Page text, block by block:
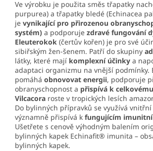
Ve výrobku je použita směs třapatky
purpurea) a třapatky bledé (Echinacea
je vynikající pro přirozenou
systém) a podporuje zdravé fungování
Eleuterokok (čertův kořen) je pro své
sibiřským žen-šenem. Patří do skupiny
látky, které mají komplexní účinky a
adaptaci organizmu na vnější podmínky.
pomáhá obnovovat energii, podporuje
obranyschopnost a přispívá k
Vilcacora roste v tropických lesích
Do bylinných přípravků se využívá
významně přispívá k fungujícím
Ušetřete s cenově výhodným balením
bylinných kapek Echinafit® imunita –
bylinných kapek.